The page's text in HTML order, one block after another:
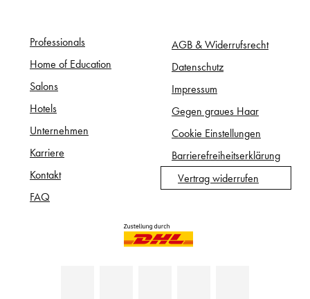
Professionals
Home of Education
Salons
Hotels
Unternehmen
Karriere
Kontakt
FAQ
AGB & Widerrufsrecht
Datenschutz
Impressum
Gegen graues Haar
Cookie Einstellungen
Barrierefreiheitserklärung
Vertrag widerrufen